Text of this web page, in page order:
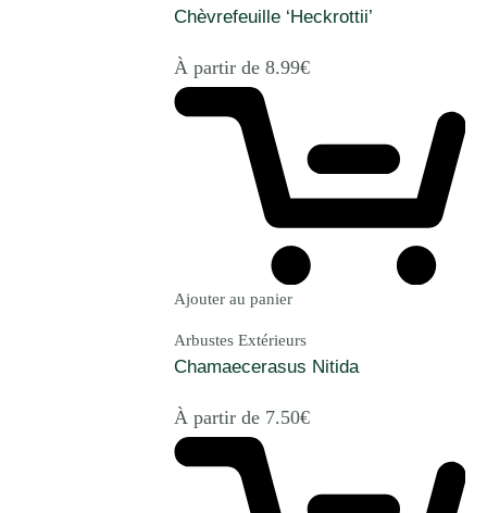
Chèvrefeuille ‘Heckrottii’
À partir de 8.99€
Ajouter au panier
Arbustes Extérieurs
Chamaecerasus Nitida
À partir de 7.50€